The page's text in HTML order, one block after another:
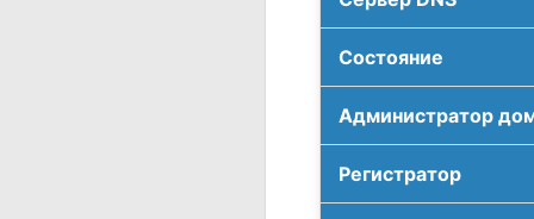
Соcтояние
Администратор
Регистратор